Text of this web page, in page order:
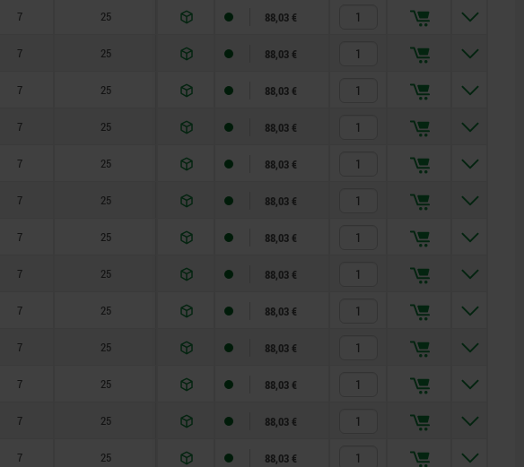
7 25 88,03 €
7 25 88,03 €
7 25 88,03 €
7 25 88,03 €
7 25 88,03 €
7 25 88,03 €
7 25 88,03 €
7 25 88,03 €
7 25 88,03 €
7 25 88,03 €
7 25 88,03 €
7 25 88,03 €
7 25 88,03 €